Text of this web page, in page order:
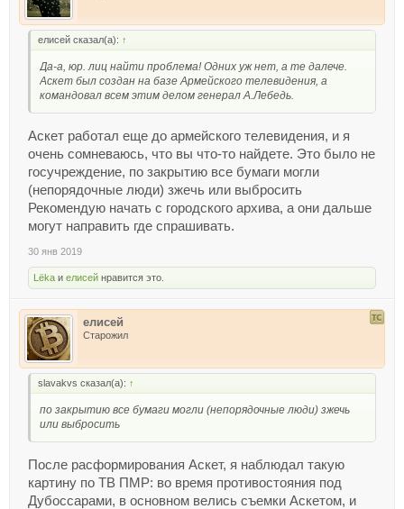
елисей сказал(а): ↑
Да-а, юр. лиц найти проблема! Одних уж нет, а те далече.
Аскет был создан на базе Армейского телевидения, а
командовал всем этим делом генерал А.Лебедь.
Аскет работал еще до армейского телевидения, и я
очень сомневаюсь, что вы что-то найдете. Это было не
госучреждение, по закрытию все бумаги могли
(непорядочные люди) зжечь или выбросить
Рекомендую начать с городского архива, а они дальше
могут направить где спрашивать.
30 янв 2019
Lёka и елисей нравится это.
елисей
Старожил
slavakvs сказал(а): ↑
по закрытию все бумаги могли (непорядочные люди) зжечь
или выбросить
После расформирования Аскет, я наблюдал такую
картину по ТВ ПМР: во время противостояния под
Дубоссарами, в основном велись съемки Аскетом, и